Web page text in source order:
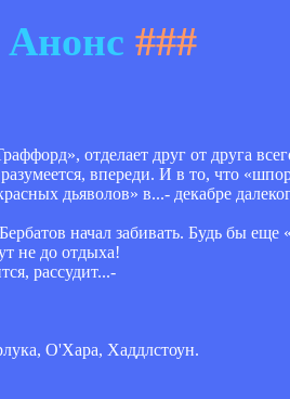
Анонс ###
отделает друг от друга
впереди. И в то, что
дьяволов» в...- декабре
начал забивать. Будь бы еще
не до отдыха!
рассудит...-
О'Хара, Хаддлстоун.